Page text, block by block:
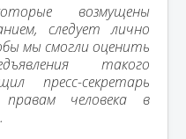
возмущены
следует лично
мы смогли оценить
такого
пресс-секретарь
правам человека в